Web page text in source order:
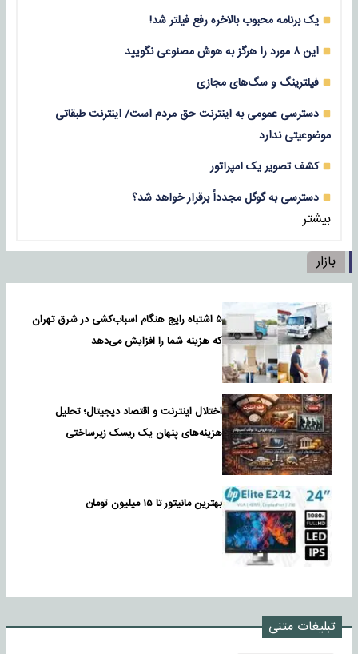
یک برنامه محبوب بالاخره رفع فیلتر شد!
این ۸ مورد را هرگز به هوش مصنوعی نگویید
فیلترینگ و سگ‌های مجازی
دسترسی عمومی به اینترنت حق مردم است/ اینترنت طبقاتی
موضوعیتی ندارد
کشف تصویر یک امپراتور
دسترسی به گوگل مجدداً برقرار خواهد شد؟
بیشتر
بازار
۵ اشتباه رایج هنگام اسباب‌کشی در شرق تهران
که هزینه شما را افزایش می‌دهد
اختلال اینترنت و اقتصاد دیجیتال؛ تحلیل
هزینه‌های پنهان یک ریسک زیرساختی
بهترین مانیتور تا ۱۵ میلیون تومان
تبلیغات متنی